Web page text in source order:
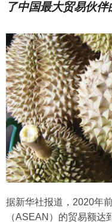
了中国最大贸易伙伴
据新华社报道，2020年
（ASEAN）的贸易额达